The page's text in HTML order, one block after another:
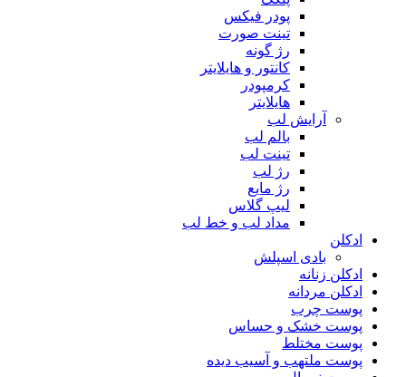
پودر فیکس
تینت صورت
رژ گونه
کانتور و هایلایتر
کرمپودر
هایلایتر
آرایش لب
بالم لب
تینت لب
رژ لب
رژ مایع
لیپ گلاس
مداد لب و خط لب
ادکلن
بادی اسپلش
ادکلن زنانه
ادکلن مردانه
پوست چرب
پوست خشک و حساس
پوست مختلط
پوست ملتهب و آسیب دیده